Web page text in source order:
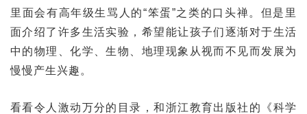
里面会有高年级生骂人的“笨蛋”之类的口头禅。但是里
面介绍了许多生活实验，希望能让孩子们逐渐对于生活
中的物理、化学、生物、地理现象从视而不见而发展为
慢慢产生兴趣。
看看令人激动万分的目录，和浙江教育出版社的《科学